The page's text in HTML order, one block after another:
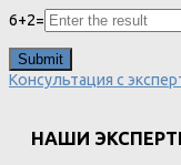
6+2=
Консультация с
НАШИ